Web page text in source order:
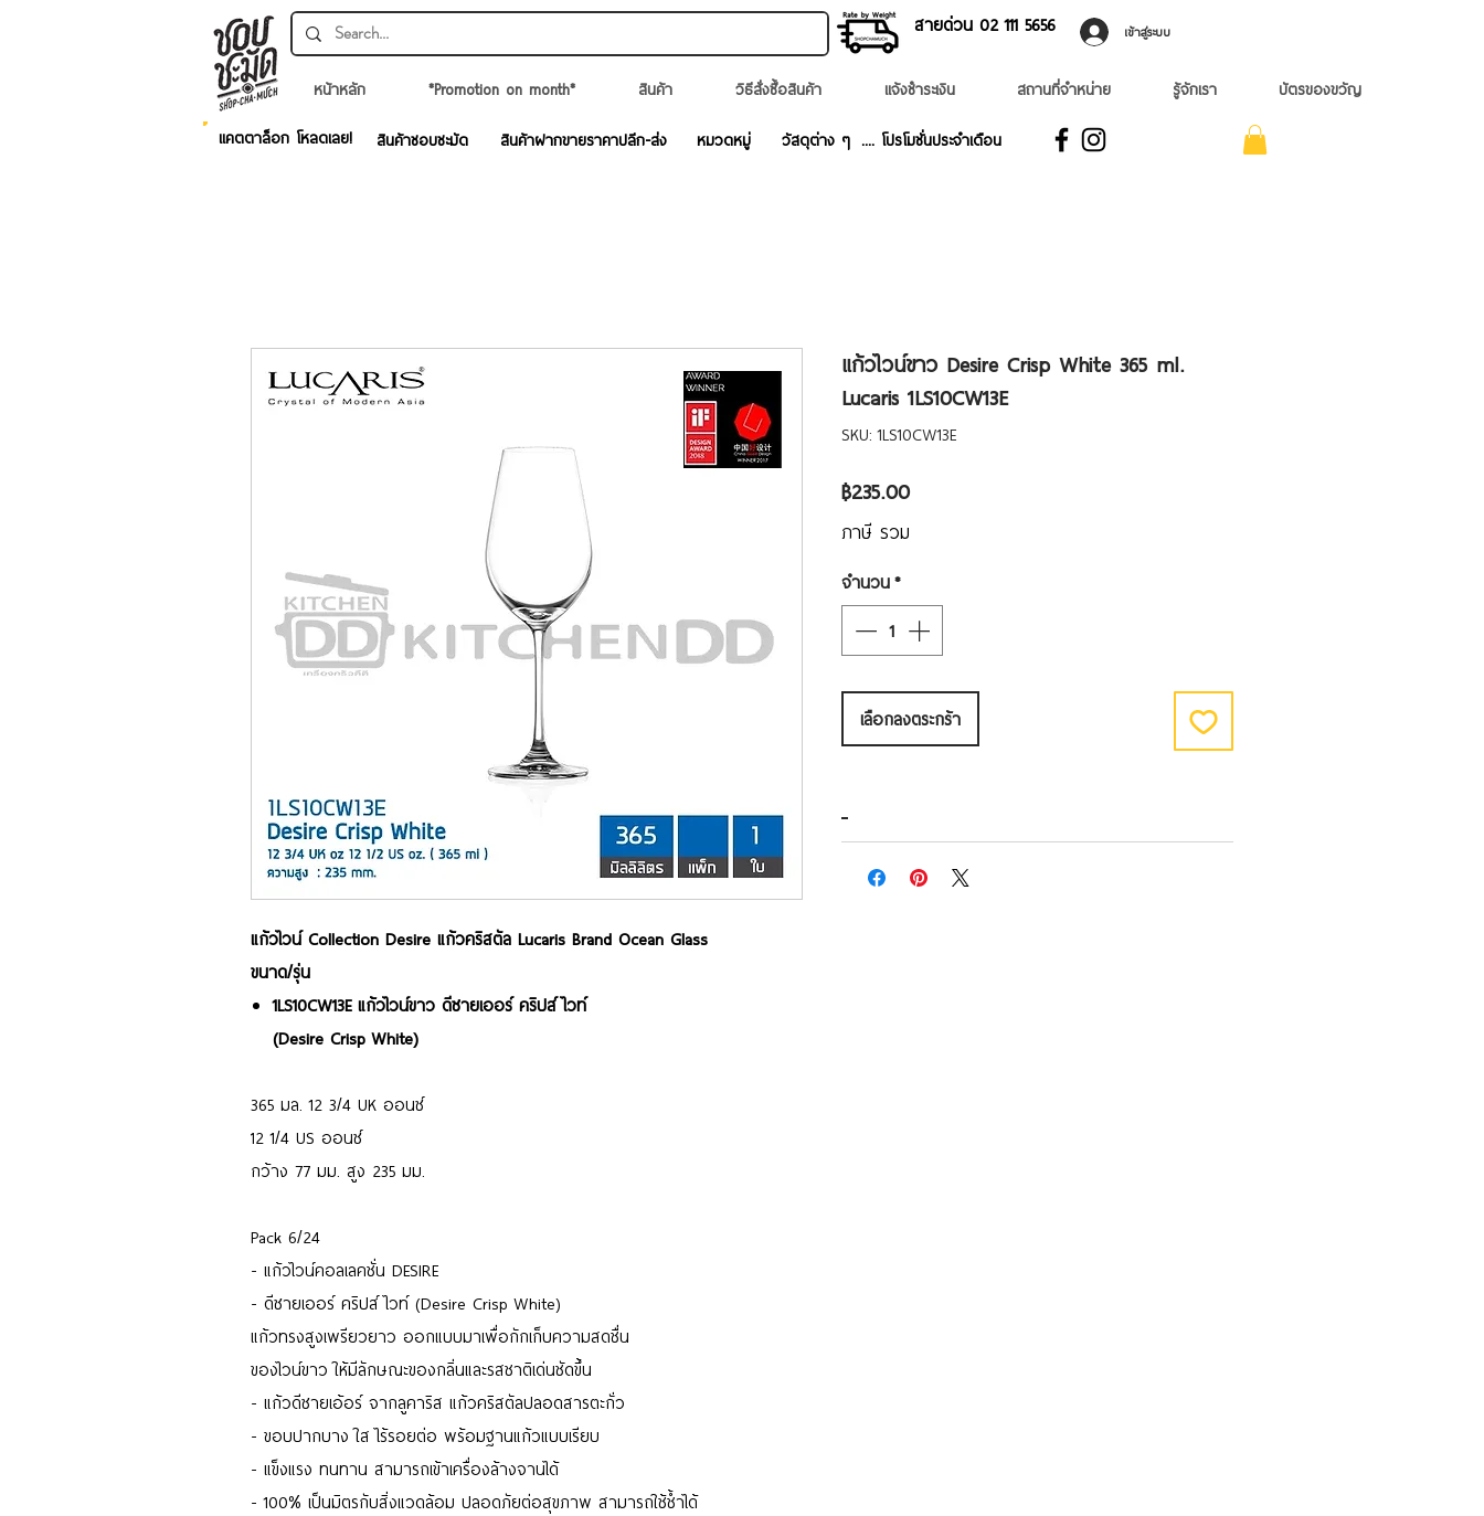
สายด่วน 02 ​111 5656 เข้าสู่ระบบ
หน้าหลัก *Promotion on month* สินค้า วิธีสั่งซื้อสินค้า แจ้งชำระเงิน สถานที่จำหน่าย รู้จักเรา บัตรของขวัญ
สินค้าชอบชะมัด สินค้าฝากขายราคาปลีก-ส่ง หมวดหมู่ วัสดุต่าง ๆ .... โปรโมชั่นประจำเดือน
แคตตาล็อก โหลดเลย!
แก้วไวน์ Collection Desire แก้วคริสตัล Lucaris Brand Ocean Glass
ขนาด/รุ่น
1LS10CW13E แก้วไวน์ขาว ดีซายเออร์ คริปส์ ไวท์
(Desire Crisp White)
365 มล. 12 3/4 UK ออนซ์
12 1/4 US ออนซ์
กว้าง 77 มม. สูง 235 มม.
Pack 6/24
- แก้วไวน์คอลเลคชั่น DESIRE
- ดีซายเออร์ คริปส์ ไวท์ (Desire Crisp White)
แก้วทรงสูงเพรียวยาว ออกแบบมาเพื่อกักเก็บความสดชื่น
ของไวน์ขาว ให้มีลักษณะของกลิ่นและรสชาติเด่นชัดขึ้น
- แก้วดีซายเอ้อร์ จากลูคาริส แก้วคริสตัลปลอดสารตะกั่ว
- ขอบปากบาง ใส ไร้รอยต่อ พร้อมฐานแก้วแบบเรียบ
- แข็งแรง ทนทาน สามารถเข้าเครื่องล้างจานได้
- 100% เป็นมิตรกับสิ่งแวดล้อม ปลอดภัยต่อสุขภาพ สามารถใช้ช้ำได้
แก้วไวน์ขาว Desire Crisp White 365 ml.
Lucaris 1LS10CW13E
SKU: 1LS10CW13E
฿235.00ราคา
ภาษี รวม
จำนวน*
เลือกลงตระกร้า